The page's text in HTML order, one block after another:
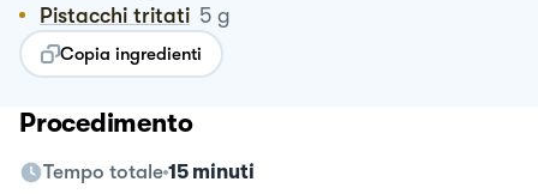
Pistacchi tritati 5 g
Copia ingredienti
Procedimento
Tempo totale 15 minuti